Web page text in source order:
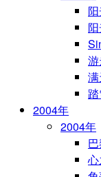
2004年
2004年